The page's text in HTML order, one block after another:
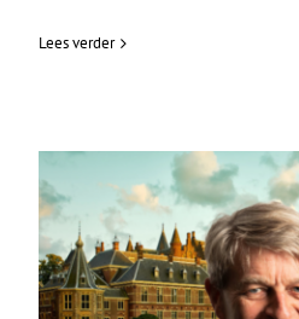
Lees verder